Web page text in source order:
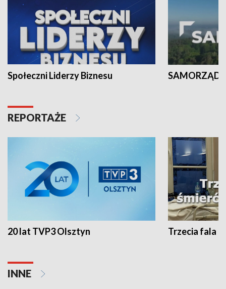
Społeczni Liderzy Biznesu SAMORZĄD
REPORTAŻE
20 lat TVP3 Olsztyn Trzecia fala -
INNE